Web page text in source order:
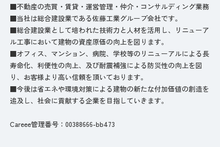
■不動産の売買・賃貸・運営管理・仲介・コンサルディング業務
■当社は総合建設業である佐藤工業グループ会社です。
■総合建設業として培われた技術力と人材を活用し、リニューア
ル工事において建物の資産原価の向上を図ります。
■オフィス、マンション、病院、学校等のリニューアルによる長
寿命化、利便性の向上、及び耐震補強による防災性の向上を図
り、お客様より高い信頼を頂いております。
■今後は省エネや環境対策による建物の新たな付加価値の創造を
追及し、社会に貢献する企業を目指していきます。
Careee管理番号：00388666-bb473